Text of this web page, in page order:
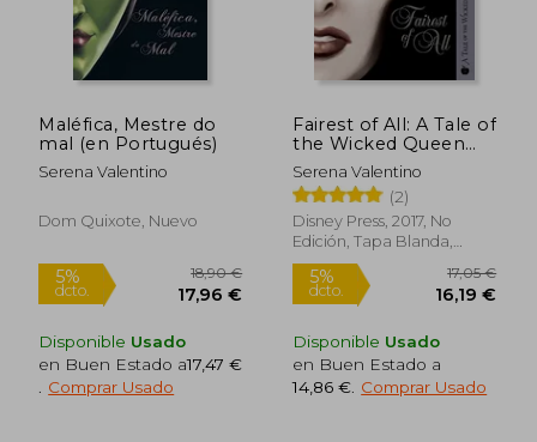
Maléfica, Mestre do
mal (en Portugués)
Serena Valentino
Dom Quixote, Nuevo
Disponible Usado
en Buen Estado a17,47 €
Comprar Usado
Fairest of All: A Tale of
the Wicked Queen
(en Inglés)
Serena Valentino
(2)
Disney Press, 2017, No
Edición, Tapa Blanda,
Nuevo
Disponible Usado
en Buen Estado a
14,86 € Comprar Usado